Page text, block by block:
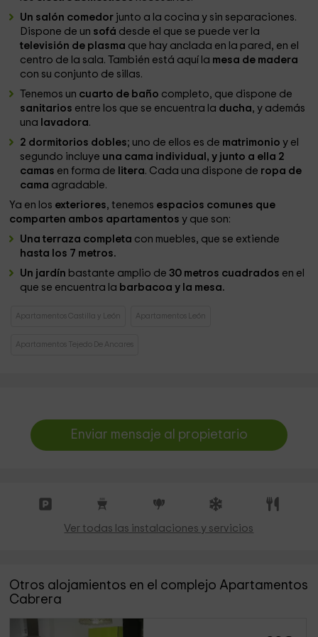
Un salón comedor junto a la cocina y sin separaciones.
Dispone de un sofá desde el que se puede ver la
televisión de plasma que hay anclada en la pared, en el
centro de la sala. También está aquí la mesa de madera
con su conjunto de sillas.
Tenemos un cuarto de baño completo, que dispone de
sanitarios entre los que se encuentra la ducha, y además
una lavadora.
2 dormitorios dobles; uno de ellos es de matrimonioy el
segundo incluye una cama individual, y junto a ella 2
camas en forma de litera. Cada una dispone de ropa de
cama agradable.
Ya en los exteriores, tenemos espacios comunes que
comparten ambos apartamentos y que son:
Una terraza completa con muebles, que se extiende
hasta los 7 metros.
Un jardín bastante amplio de30 metros cuadrados en el
que se encuentra la barbacoa y la mesa.
Apartamentos Castilla y León Apartamentos León
Apartamentos Tejedo De Ancares
Enviar mensaje al propietario
Ver todas las instalaciones y servicios
Otros alojamientos en el complejo Apartamentos
Cabrera